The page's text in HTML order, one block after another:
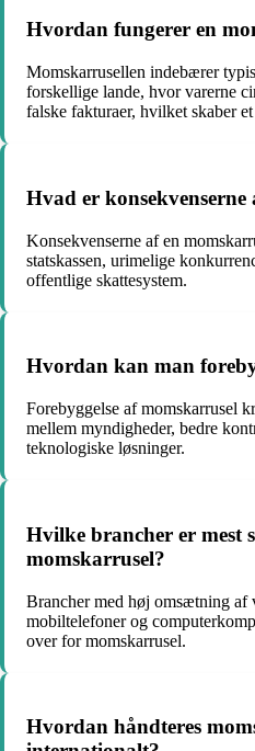
Hvordan fungerer en
Momskarrusellen indebærer
forskellige lande, hvor varerne
falske fakturaer, hvilket skaber
Hvad er
Konsekvenserne af en
statskassen, urimelige
offentlige skattesystem.
Hvordan kan man
Forebyggelse af momskarrusel
mellem myndigheder, bedre
teknologiske løsninger.
Hvilke brancher er mest
momskarrusel?
Brancher med høj omsætning af
mobiltelefoner og
over for momskarrusel.
Hvordan håndteres